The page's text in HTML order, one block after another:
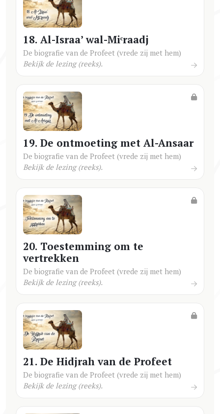
18. Al-Israa’ wal-Miᶜraadj
De biografie van de Profeet (vrede zij met hem)
Bekijk de lezing (reeks).
19. De ontmoeting met Al-Ansaar
De biografie van de Profeet (vrede zij met hem)
Bekijk de lezing (reeks).
20. Toestemming om te
vertrekken
De biografie van de Profeet (vrede zij met hem)
Bekijk de lezing (reeks).
21. De Hidjrah van de Profeet
De biografie van de Profeet (vrede zij met hem)
Bekijk de lezing (reeks).